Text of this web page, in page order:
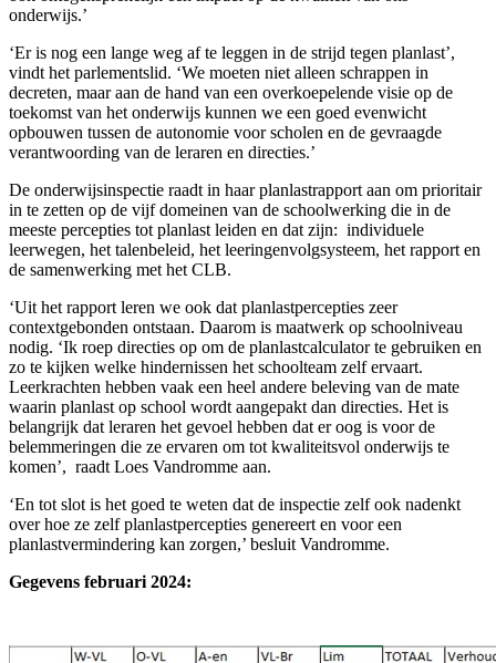
onderwijs.’
‘Er is nog een lange weg af te leggen in de strijd tegen planlast’,
vindt het parlementslid. ‘We moeten niet alleen schrappen in
decreten, maar aan de hand van een overkoepelende visie op de
toekomst van het onderwijs kunnen we een goed evenwicht
opbouwen tussen de autonomie voor scholen en de gevraagde
verantwoording van de leraren en directies.’
De onderwijsinspectie raadt in haar planlastrapport aan om prioritair
in te zetten op de vijf domeinen van de schoolwerking die in de
meeste percepties tot planlast leiden en dat zijn: individuele
leerwegen, het talenbeleid, het leeringenvolgsysteem, het rapport en
de samenwerking met het CLB.
‘Uit het rapport leren we ook dat planlastpercepties zeer
contextgebonden ontstaan. Daarom is maatwerk op schoolniveau
nodig. ‘Ik roep directies op om de planlastcalculator te gebruiken en
zo te kijken welke hindernissen het schoolteam zelf ervaart.
Leerkrachten hebben vaak een heel andere beleving van de mate
waarin planlast op school wordt aangepakt dan directies. Het is
belangrijk dat leraren het gevoel hebben dat er oog is voor de
belemmeringen die ze ervaren om tot kwaliteitsvol onderwijs te
komen’, raadt Loes Vandromme aan.
‘En tot slot is het goed te weten dat de inspectie zelf ook nadenkt
over hoe ze zelf planlastpercepties genereert en voor een
planlastvermindering kan zorgen,’ besluit Vandromme.
Gegevens februari 2024: